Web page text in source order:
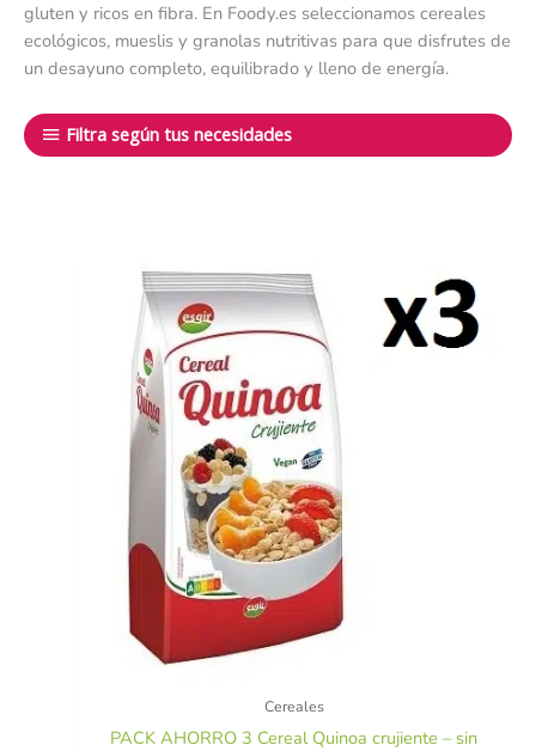
gluten y ricos en fibra. En Foody.es seleccionamos cereales
ecológicos, mueslis y granolas nutritivas para que disfrutes de
un desayuno completo, equilibrado y lleno de energía.
Filtra según tus necesidades
Cereales
PACK AHORRO 3 Cereal Quinoa crujiente – sin